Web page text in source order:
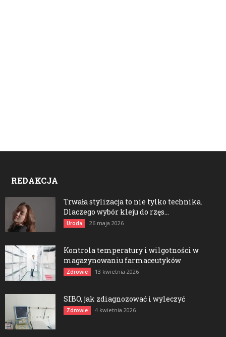
REDAKCJA
Trwała stylizacja to nie tylko technika.
Dlaczego wybór kleju do rzęs...
Uroda 26 maja 2026
Kontrola temperatury i wilgotności w
magazynowaniu farmaceutyków
Zdrowie 13 kwietnia 2026
SIBO, jak zdiagnozować i wyleczyć
Zdrowie 4 kwietnia 2026